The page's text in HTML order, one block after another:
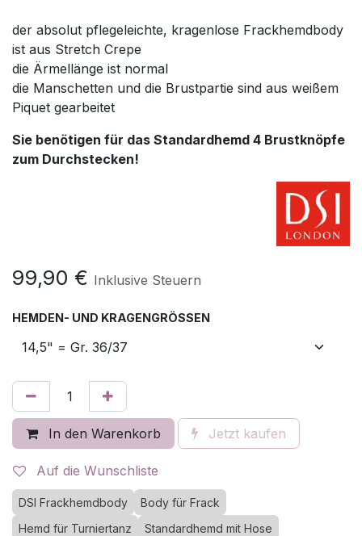
der absolut pflegeleichte, kragenlose Frackhemdbody
ist aus Stretch Crepe
die Ärmellänge ist normal
die Manschetten und die Brustpartie sind aus weißem
Piquet gearbeitet
Sie benötigen für das Standardhemd 4 Brustknöpfe
zum Durchstecken!
99,90 € Inklusive Steuern
HEMDEN- UND KRAGENGRÖSSEN
In den Warenkorb Jetzt kaufen
Auf die Wunschliste
DSI Frackhemdbody
Body für Frack
Hemd für Turniertanz
Standardhemd mit Hose